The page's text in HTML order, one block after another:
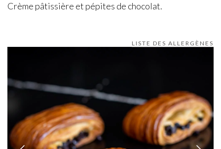
Crème pâtissière et pépites de chocolat.
LISTE DES ALLERGÈNES